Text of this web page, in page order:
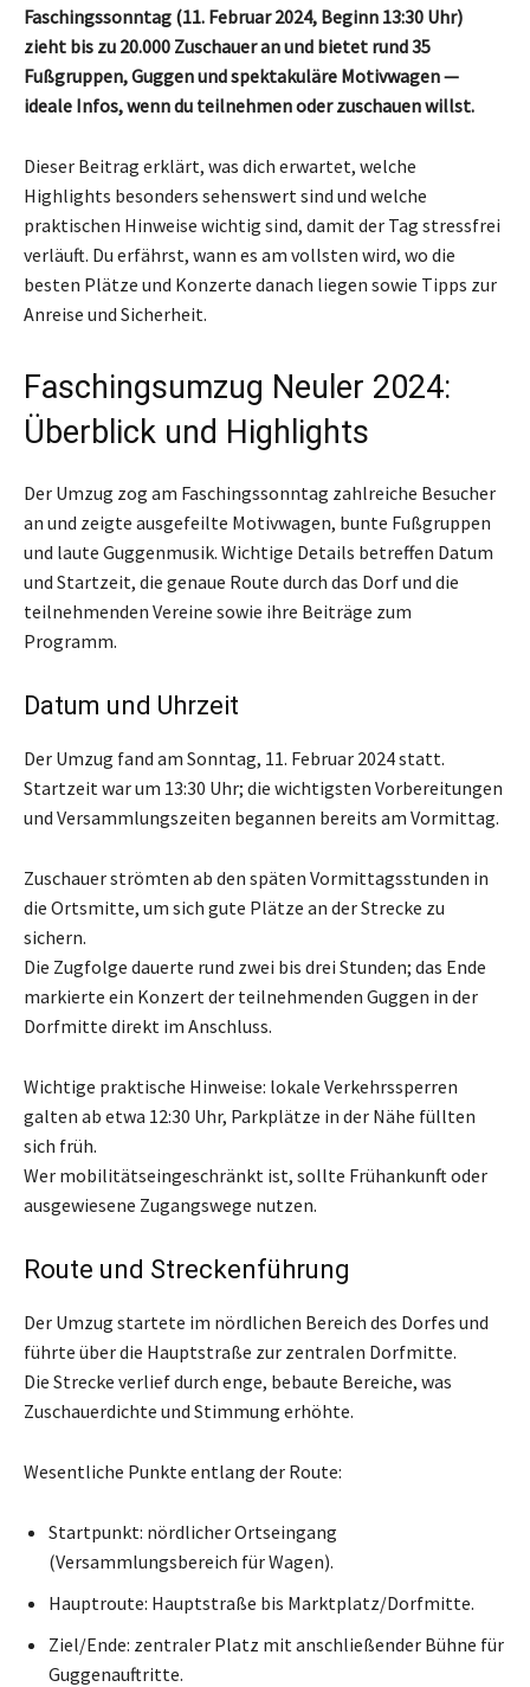
Faschingssonntag (11. Februar 2024, Beginn 13:30 Uhr)
zieht bis zu 20.000 Zuschauer an und bietet rund 35
Fußgruppen, Guggen und spektakuläre Motivwagen —
ideale Infos, wenn du teilnehmen oder zuschauen willst.
Dieser Beitrag erklärt, was dich erwartet, welche
Highlights besonders sehenswert sind und welche
praktischen Hinweise wichtig sind, damit der Tag stressfrei
verläuft. Du erfährst, wann es am vollsten wird, wo die
besten Plätze und Konzerte danach liegen sowie Tipps zur
Anreise und Sicherheit.
Faschingsumzug Neuler 2024:
Überblick und Highlights
Der Umzug zog am Faschingssonntag zahlreiche Besucher
an und zeigte ausgefeilte Motivwagen, bunte Fußgruppen
und laute Guggenmusik. Wichtige Details betreffen Datum
und Startzeit, die genaue Route durch das Dorf und die
teilnehmenden Vereine sowie ihre Beiträge zum
Programm.
Datum und Uhrzeit
Der Umzug fand am Sonntag, 11. Februar 2024 statt.
Startzeit war um 13:30 Uhr; die wichtigsten Vorbereitungen
und Versammlungszeiten begannen bereits am Vormittag.
Zuschauer strömten ab den späten Vormittagsstunden in
die Ortsmitte, um sich gute Plätze an der Strecke zu
sichern.
Die Zugfolge dauerte rund zwei bis drei Stunden; das Ende
markierte ein Konzert der teilnehmenden Guggen in der
Dorfmitte direkt im Anschluss.
Wichtige praktische Hinweise: lokale Verkehrssperren
galten ab etwa 12:30 Uhr, Parkplätze in der Nähe füllten
sich früh.
Wer mobilitätseingeschränkt ist, sollte Frühankunft oder
ausgewiesene Zugangswege nutzen.
Route und Streckenführung
Der Umzug startete im nördlichen Bereich des Dorfes und
führte über die Hauptstraße zur zentralen Dorfmitte.
Die Strecke verlief durch enge, bebaute Bereiche, was
Zuschauerdichte und Stimmung erhöhte.
Wesentliche Punkte entlang der Route:
Startpunkt: nördlicher Ortseingang
(Versammlungsbereich für Wagen).
Hauptroute: Hauptstraße bis Marktplatz/Dorfmitte.
Ziel/Ende: zentraler Platz mit anschließender Bühne für
Guggenauftritte.